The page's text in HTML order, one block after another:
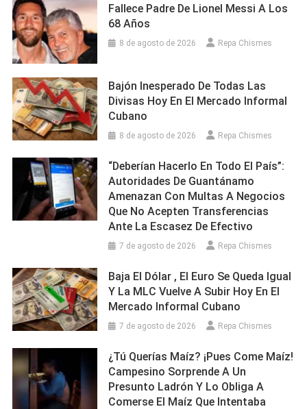
Fallece Padre De Lionel Messi A Los
68 Años
8 de agosto de 2026 Repa Chismes
Bajón Inesperado De Todas Las
Divisas Hoy En El Mercado Informal
Cubano
8 de agosto de 2026 Repa Chismes
“Deberían Hacerlo En Todo El País”:
Autoridades De Guantánamo
Amenazan Con Multas A Negocios
Que No Acepten Transferencias
Ante La Escasez De Efectivo
7 de agosto de 2026 Repa Chismes
Baja El Dólar , El Euro Se Queda Igual
Y La MLC Vuelve A Subir Hoy En El
Mercado Informal Cubano
7 de agosto de 2026 Repa Chismes
¿Tú Querías Maíz? ¡Pues Come Maíz!
Campesino Sorprende A Un
Presunto Ladrón Y Lo Obliga A
Comerse El Maíz Que Intentaba